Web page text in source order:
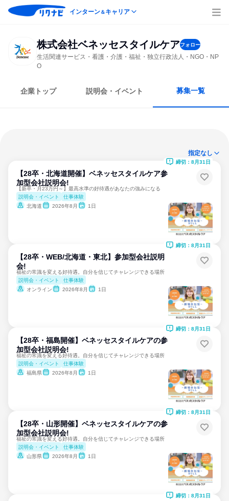
インターン＆キャリア
株式会社ベネッセスタイルケアフォロー
生活関連サービス・看護・介護・福祉・独立行政法人・NGO・NP
O
企業トップ 説明会・イベント 募集一覧
指定なし
【28卒・北海道開催】ベネッセスタイルケア参
加型会社説明会!
【新卒・月23万円～】最高水準の好待遇があなたの強みになる
説明会・イベント
仕事体験
北海道
2026年8月 1日
締切：8月31日
【28卒・WEB/北海道・東北】参加型会社説明
会!
福祉の常識を変える好待遇。自分を信じてチャレンジできる場所
説明会・イベント
仕事体験
オンライン
2026年8月 1日
締切：8月31日
【28卒・福島開催】ベネッセスタイルケアの参
加型会社説明会!
福祉の常識を変える好待遇。自分を信じてチャレンジできる場所
説明会・イベント
仕事体験
福島県
2026年8月 1日
締切：8月31日
【28卒・山形開催】ベネッセスタイルケアの参
加型会社説明会!
福祉の常識を変える好待遇。自分を信じてチャレンジできる場所
説明会・イベント
仕事体験
山形県
2026年8月 1日
締切：8月31日
締切：8月31日